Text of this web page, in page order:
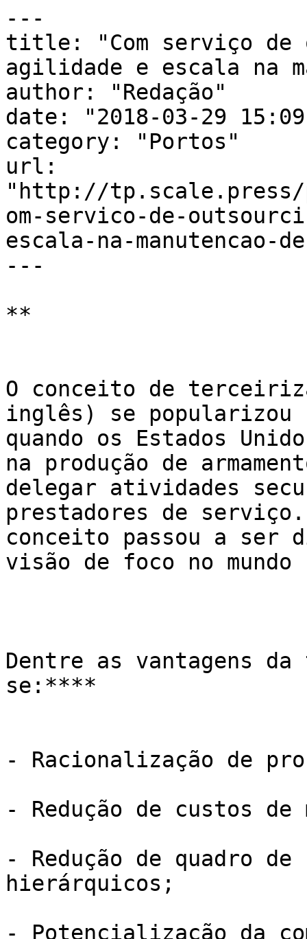
---
title: "Com serviço de
agilidade e escala na
author: "Redação"
date: "2018-03-29
category: "Portos"
url:
"http://tp.scale.press/
om-servico-de-
escala-na-manutencao-
---
**
O conceito de
inglês) se popularizou
quando os Estados
na produção de
delegar atividades
prestadores de
conceito passou a ser
visão de foco no
Dentre as vantagens
se:****
- Racionalização de
- Redução de custos de
- Redução de quadro
hierárquicos;
- Potencialização da